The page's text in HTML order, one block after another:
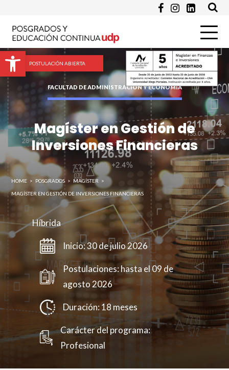
Abrir barra de herramientas
Enviar
POSTULACIÓN ABIERTA
FACULTAD DE ADMINISTRACIÓN Y ECONOMÍA
Magíster en Gestión de
Inversiones Financieras
HOME > POSGRADOS > MAGÍSTER >
MAGÍSTER EN GESTIÓN DE INVERSIONES FINANCIERAS
Híbrida
Inicio: 30 de julio 2026
Postulaciones: hasta el 09 de
agosto 2026
Duración: 18 meses
Carácter del programa:
Profesional